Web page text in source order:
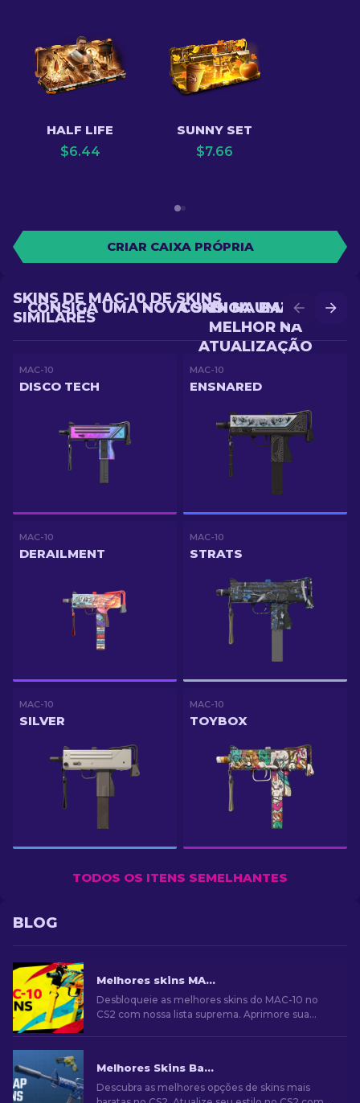
HALF LIFE
$6.44
SUNNY SET
$7.66
CRIAR CAIXA PRÓPRIA
CONSIGA UMA SKIN
MELHOR NA
ATUALIZAÇÃO
CONSIGA UMA NOVA SKIN NA BATALHA
SKINS DE MAC-10 DE SKINS
SIMILARES
MAC-10
DISCO TECH
MAC-10
ENSNARED
MAC-10
DERAILMENT
MAC-10
STRATS
MAC-10
SILVER
MAC-10
TOYBOX
TODOS OS ITENS SEMELHANTES
BLOG
Melhores skins MAC-10 no CS2: Lista Classificada [2026]
Desbloqueie as melhores skins do MAC-10 no
CS2 com nossa lista suprema. Aprimore sua
Melhores Skins Baratas no CS2 [2026]
Descubra as melhores opções de skins mais